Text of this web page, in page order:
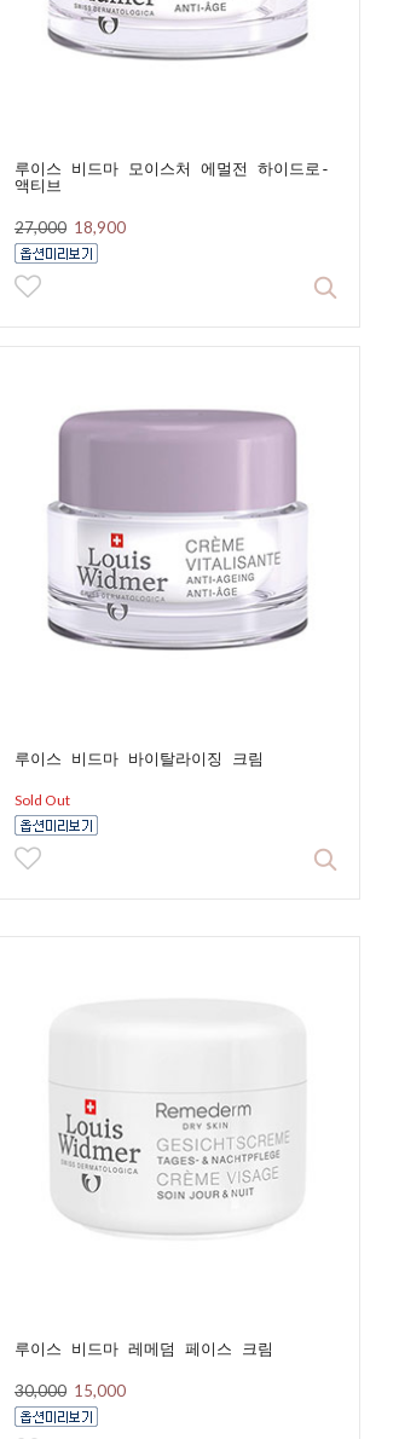
루이스 비드마 모이스처 에멀전 하이드로-
액티브
27,000 18,900
루이스 비드마 바이탈라이징 크림
Sold Out
루이스 비드마 레메덤 페이스 크림
30,000 15,000